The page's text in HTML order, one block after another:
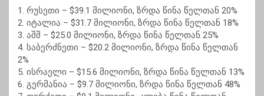
1. რუსეთი – $39.1 მილიონი, ზრდა წინა წელთან 20%
2. იტალია – $31.7 მილიონი, ზრდა წინა წელთან 18%
3. აშშ – $25.0 მილიონი, ზრდა წინა წელთან 25%
4. საბერძნეთი – $20.2 მილიონი, ზრდა წინა წელთან
2%
5. ისრაელი – $15.6 მილიონი, ზრდა წინა წელთან 13%
6. გერმანია – $9.7 მილიონი, ზრდა წინა წელთან 48%